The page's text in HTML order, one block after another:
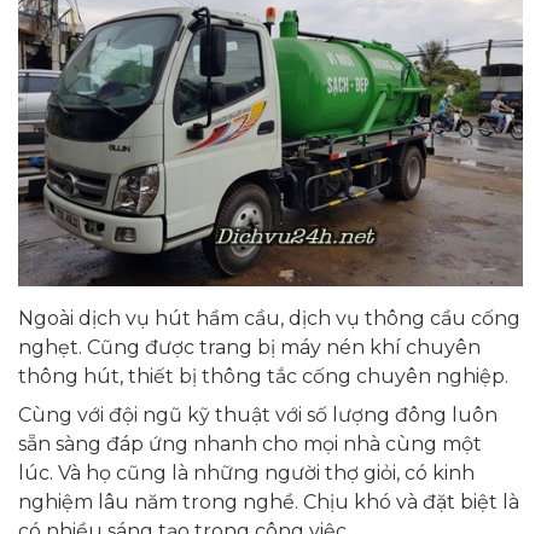
Ngoài dịch vụ hút hầm cầu, dịch vụ thông cầu cống
nghẹt. Cũng được trang bị máy nén khí chuyên
thông hút, thiết bị thông tắc cống chuyên nghiệp.
Cùng với đội ngũ kỹ thuật với số lượng đông luôn
sẵn sàng đáp ứng nhanh cho mọi nhà cùng một
lúc. Và họ cũng là những người thợ giỏi, có kinh
nghiệm lâu năm trong nghề. Chịu khó và đặt biệt là